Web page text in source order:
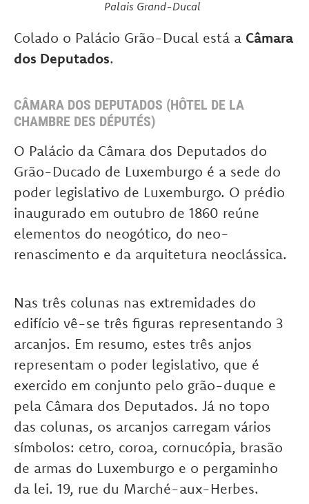
Palais Grand-Ducal
Colado o Palácio Grão-Ducal está a Câmara
dos Deputados.
CÂMARA DOS DEPUTADOS (HÔTEL DE LA
CHAMBRE DES DÉPUTÉS)
O Palácio da Câmara dos Deputados do
Grão-Ducado de Luxemburgo é a sede do
poder legislativo de Luxemburgo. O prédio
inaugurado em outubro de 1860 reúne
elementos do neogótico, do neo-
renascimento e da arquitetura neoclássica.
Nas três colunas nas extremidades do
edifício vê-se três figuras representando 3
arcanjos. Em resumo, estes três anjos
representam o poder legislativo, que é
exercido em conjunto pelo grão-duque e
pela Câmara dos Deputados. Já no topo
das colunas, os arcanjos carregam vários
símbolos: cetro, coroa, cornucópia, brasão
de armas do Luxemburgo e o pergaminho
da lei. 19, rue du Marché-aux-Herbes.